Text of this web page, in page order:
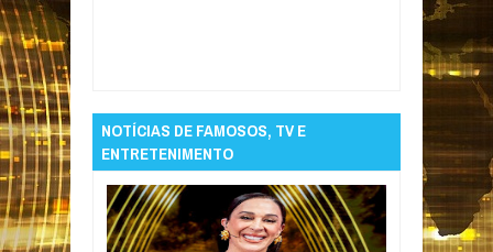
NOTÍCIAS DE FAMOSOS, TV E
ENTRETENIMENTO